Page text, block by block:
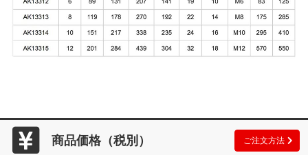
商品価格（税別） ご注文方法